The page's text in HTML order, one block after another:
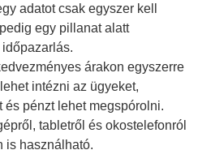
adatot csak egyszer kell
egy pillanat alatt
árakon egyszerre
intézni az ügyeket,
pénzt lehet megspórolni.
tabletről és okostelefonról
is használható.